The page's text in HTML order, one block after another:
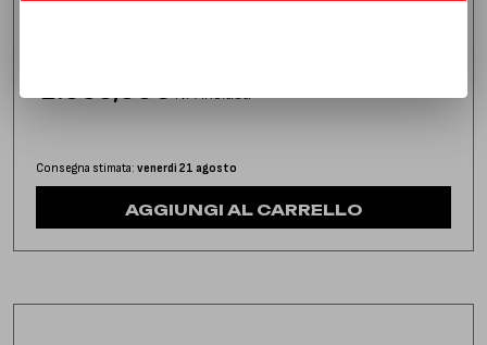
€
1.066,00 IVA inclusa
Consegna stimata: venerdì 21 agosto
AGGIUNGI AL CARRELLO